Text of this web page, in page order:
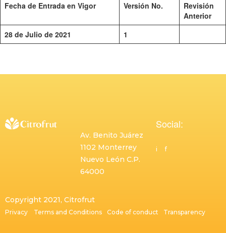
Fecha de Entrada en Vigor Versión No.
Revisión
Anterior
28 de Julio de 2021
1
Av. Benito Juárez
1102 Monterrey
Nuevo León C.P.
64000
Social:
if
Copyright 2021, Citrofrut
Privacy Terms and Conditions Code of conduct Transparency